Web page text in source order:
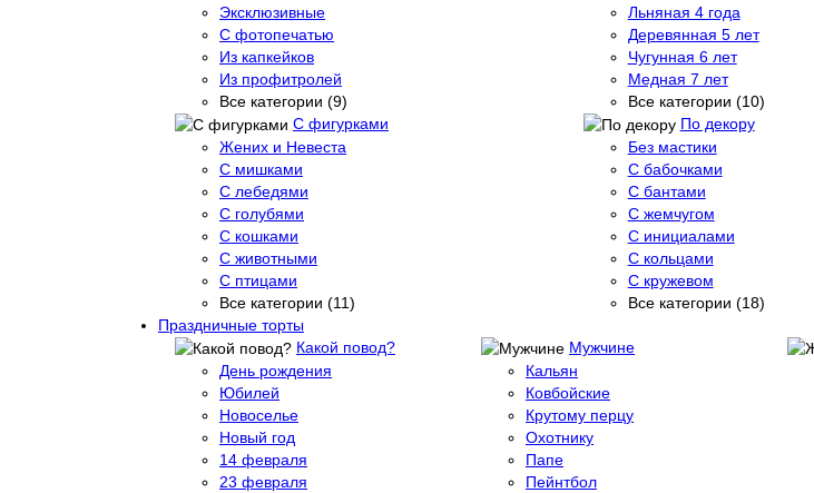
Эксклюзивные
С фотопечатью
Из капкейков
Из профитролей
Все категории (9)
Льняная 4 года
Деревянная 5 лет
Чугунная 6 лет
Медная 7 лет
Все категории (10)
С фигурками
Жених и Невеста
С мишками
С лебедями
С голубями
С кошками
С животными
С птицами
Все категории (11)
По декору
Без мастики
С бабочками
С бантами
С жемчугом
С инициалами
С кольцами
С кружевом
Все категории (18)
Праздничные торты
Какой повод?
День рождения
Юбилей
Новоселье
Новый год
14 февраля
23 февраля
Мужчине
Кальян
Ковбойские
Крутому перцу
Охотнику
Папе
Пейнтбол